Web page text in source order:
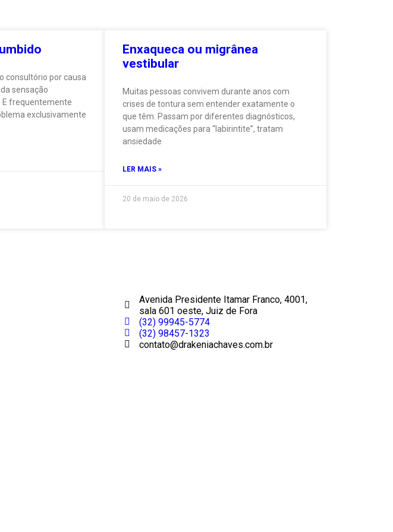
consultório por causa
sensação
E frequentemente
exclusivamente
Enxaqueca ou migrânea
vestibular
Muitas pessoas convivem durante anos com
crises de tontura sem entender exatamente o
que têm. Passam por diferentes diagnósticos,
usam medicações para “labirintite”, tratam
ansiedade
LER MAIS »
20 de maio de 2026
Avenida Presidente Itamar Franco, 4001,
sala 601 oeste, Juiz de Fora
(32) 99945-5774
(32) 98457-1323
contato@drakeniachaves.com.br